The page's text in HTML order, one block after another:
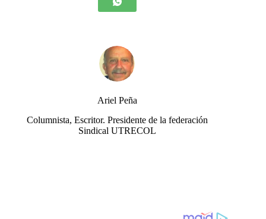
Ariel Peña
Columnista, Escritor. Presidente de la federación
Sindical UTRECOL